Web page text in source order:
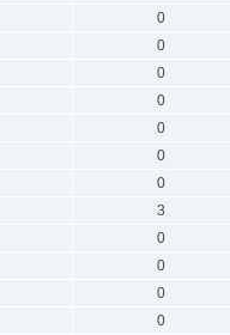
0
0
0
0
0
0
0
3
0
0
0
0